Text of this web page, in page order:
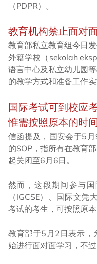
（PDPR）。
教育机构禁止面对
教育部私立教育组今日
外籍学校（sekolah
语言中心及私立幼儿园
的教学方式和准备工作实
国际考试可到校应
惟需按照原本的时
信函提及，国安会于5
的SOP，指所有在教育
起关闭至6月6日。
然而，这段期间参与
（IGCSE）、国际文
考试的考生，可按照原
教育部于5月2日表示
始进行面对面学习，不